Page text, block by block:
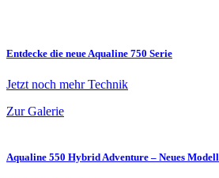
Entdecke die neue Aqualine 750 Serie
Jetzt noch mehr Technik
Zur Galerie
Aqualine 550 Hybrid Adventure – Neues Modell